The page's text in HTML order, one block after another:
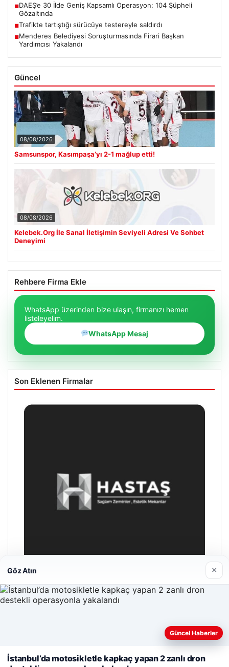
■DAEŞ’e 30 İlde Geniş Kapsamlı Operasyon: 104 Şüpheli
Gözaltında
■Trafikte tartıştığı sürücüye testereyle saldırdı
■Menderes Belediyesi Soruşturmasında Firari Başkan
Yardımcısı Yakalandı
Güncel
08/08/2026
Samsunspor, Kasımpaşa’yı 2-1 mağlup etti!
08/08/2026
Kelebek.Org İle Sanal İletişimin Seviyeli Adresi Ve Sohbet
Deneyimi
Rehbere Firma Ekle
WhatsApp üzerinden bize ulaşın, firmanızı hemen
listeleyelim.
WhatsApp Mesaj
Son Eklenen Firmalar
Hastaş Beton
Web sitemizi nasıl kullandığınızı daha iyi anlayabilmek,
kullanıyoruz.
Çerez Politikamız
Göz Atın ×
Güncel Haberler
İstanbul’da motosikletle kapkaç yapan 2 zanlı dron